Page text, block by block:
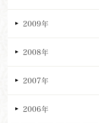
2009年
2008年
2007年
2006年